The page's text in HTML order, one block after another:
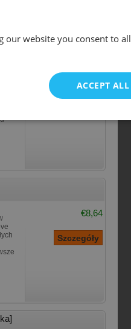
€8,64
€8,64
our website you consent to all
ACCEPT ALL